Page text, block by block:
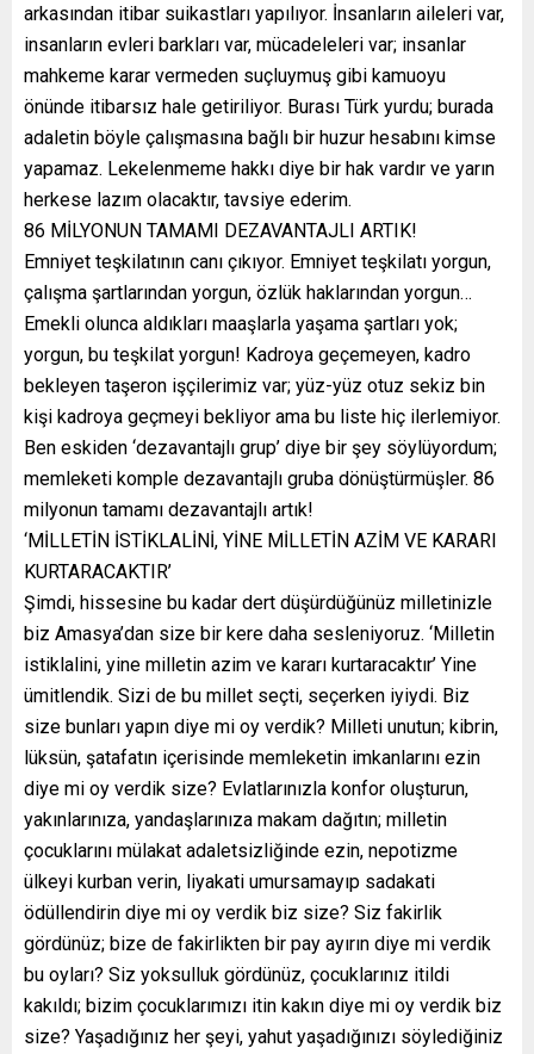
arkasından itibar suikastları yapılıyor. İnsanların aileleri var,
insanların evleri barkları var, mücadeleleri var; insanlar
mahkeme karar vermeden suçluymuş gibi kamuoyu
önünde itibarsız hale getiriliyor. Burası Türk yurdu; burada
adaletin böyle çalışmasına bağlı bir huzur hesabını kimse
yapamaz. Lekelenmeme hakkı diye bir hak vardır ve yarın
herkese lazım olacaktır, tavsiye ederim.
86 MİLYONUN TAMAMI DEZAVANTAJLI ARTIK!
Emniyet teşkilatının canı çıkıyor. Emniyet teşkilatı yorgun,
çalışma şartlarından yorgun, özlük haklarından yorgun…
Emekli olunca aldıkları maaşlarla yaşama şartları yok;
yorgun, bu teşkilat yorgun! Kadroya geçemeyen, kadro
bekleyen taşeron işçilerimiz var; yüz-yüz otuz sekiz bin
kişi kadroya geçmeyi bekliyor ama bu liste hiç ilerlemiyor.
Ben eskiden ‘dezavantajlı grup’ diye bir şey söylüyordum;
memleketi komple dezavantajlı gruba dönüştürmüşler. 86
milyonun tamamı dezavantajlı artık!
‘MİLLETİN İSTİKLALİNİ, YİNE MİLLETİN AZİM VE KARARI
KURTARACAKTIR’
Şimdi, hissesine bu kadar dert düşürdüğünüz milletinizle
biz Amasya’dan size bir kere daha sesleniyoruz. ‘Milletin
istiklalini, yine milletin azim ve kararı kurtaracaktır’ Yine
ümitlendik. Sizi de bu millet seçti, seçerken iyiydi. Biz
size bunları yapın diye mi oy verdik? Milleti unutun; kibrin,
lüksün, şatafatın içerisinde memleketin imkanlarını ezin
diye mi oy verdik size? Evlatlarınızla konfor oluşturun,
yakınlarınıza, yandaşlarınıza makam dağıtın; milletin
çocuklarını mülakat adaletsizliğinde ezin, nepotizme
ülkeyi kurban verin, liyakati umursamayıp sadakati
ödüllendirin diye mi oy verdik biz size? Siz fakirlik
gördünüz; bize de fakirlikten bir pay ayırın diye mi verdik
bu oyları? Siz yoksulluk gördünüz, çocuklarınız itildi
kakıldı; bizim çocuklarımızı itin kakın diye mi oy verdik biz
size? Yaşadığınız her şeyi, yahut yaşadığınızı söylediğiniz